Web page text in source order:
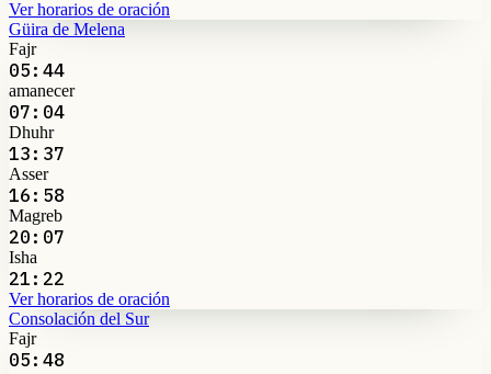
Ver horarios de oración
Güira de Melena
Fajr
05:44
amanecer
07:04
Dhuhr
13:37
Asser
16:58
Magreb
20:07
Isha
21:22
Ver horarios de oración
Consolación del Sur
Fajr
05:48